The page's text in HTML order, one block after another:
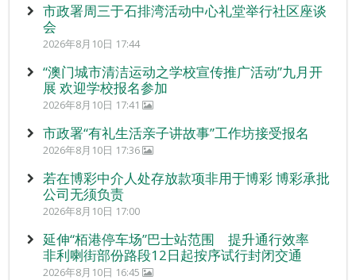
市政署周三于石排湾活动中心礼堂举行社区座谈
会
2026年8月10日 17:44
“澳门城市清洁运动之学校宣传推广活动”九月开
展 欢迎学校报名参加
2026年8月10日 17:41
市政署“有礼生活亲子讲故事”工作坊接受报名
2026年8月10日 17:36
若在博彩中介人处存放款项非用于博彩 博彩承批
公司无须负责
2026年8月10日 17:00
延伸“栢港停车场”巴士站范围 提升通行效率
非利喇街部份路段12日起按序试行封闭交通
2026年8月10日 16:45